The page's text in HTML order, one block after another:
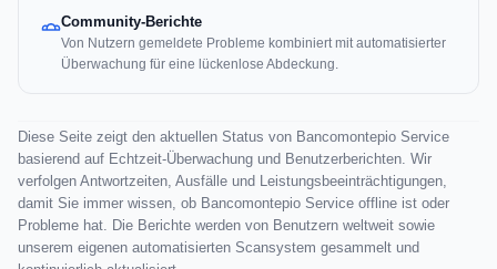
Community-Berichte
Von Nutzern gemeldete Probleme kombiniert mit automatisierter
Überwachung für eine lückenlose Abdeckung.
Diese Seite zeigt den aktuellen Status von Bancomontepio Service
basierend auf Echtzeit-Überwachung und Benutzerberichten. Wir
verfolgen Antwortzeiten, Ausfälle und Leistungsbeeinträchtigungen,
damit Sie immer wissen, ob Bancomontepio Service offline ist oder
Probleme hat. Die Berichte werden von Benutzern weltweit sowie
unserem eigenen automatisierten Scansystem gesammelt und